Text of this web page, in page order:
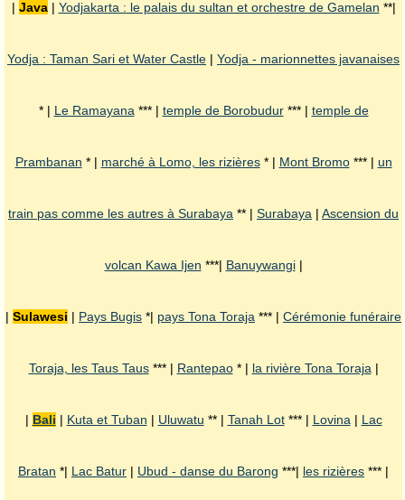
| Java| Yodjakarta : le palais du sultan et orchestre de Gamelan **|
Yodja : Taman Sari et Water Castle | Yodja - marionnettes javanaises
* | Le Ramayana *** | temple de Borobudur*** | temple de
Prambanan * | marché à Lomo, les rizières* | Mont Bromo*** | un
train pas comme les autres à Surabaya ** | Surabaya | Ascension du
volcan Kawa Ijen ***| Banuywangi|
| Sulawesi | Pays Bugis *| pays Tona Toraja *** | Cérémonie funéraire
Toraja, les Taus Taus*** | Rantepao* | la rivière Tona Toraja |
| Bali | Kuta et Tuban | Uluwatu ** | Tanah Lot*** | Lovina | Lac
Bratan *| Lac Batur | Ubud - danse du Barong ***| les rizières *** |